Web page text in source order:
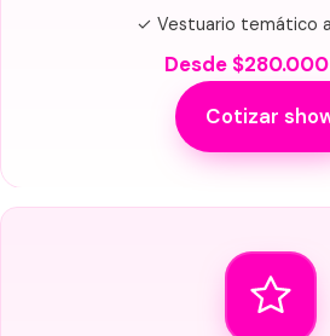
✓ Vestuario temático
Desde $280.000
Cotizar